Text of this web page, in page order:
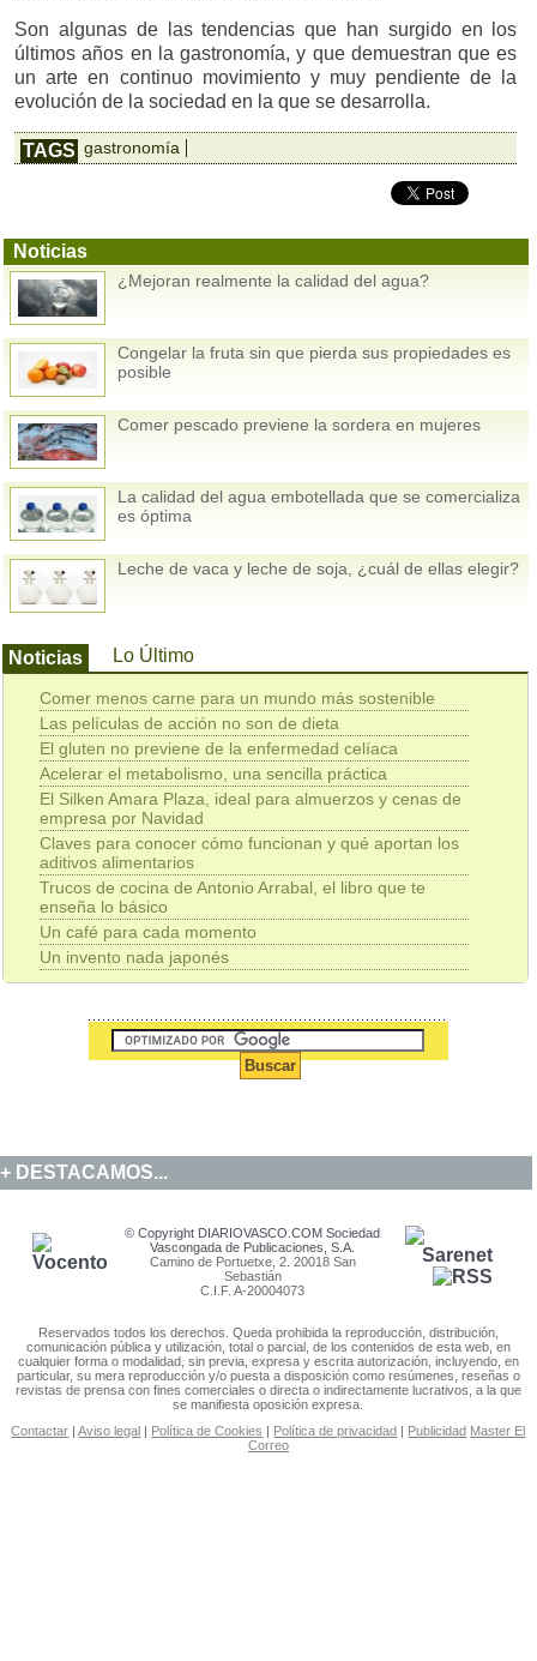
Son algunas de las tendencias que han surgido en los
últimos años en la gastronomía, y que demuestran que es
un arte en continuo movimiento y muy pendiente de la
evolución de la sociedad en la que se desarrolla.
TAGS gastronomía
Noticias
¿Mejoran realmente la calidad del agua?
Congelar la fruta sin que pierda sus propiedades es
posible
Comer pescado previene la sordera en mujeres
La calidad del agua embotellada que se comercializa
es óptima
Leche de vaca y leche de soja, ¿cuál de ellas elegir?
Noticias Lo Último
Comer menos carne para un mundo más sostenible
Las películas de acción no son de dieta
El gluten no previene de la enfermedad celíaca
Acelerar el metabolismo, una sencilla práctica
El Silken Amara Plaza, ideal para almuerzos y cenas de
empresa por Navidad
Claves para conocer cómo funcionan y qué aportan los
aditivos alimentarios
Trucos de cocina de Antonio Arrabal, el libro que te
enseña lo básico
Un café para cada momento
Un invento nada japonés
DESTACAMOS...
© Copyright DIARIOVASCO.COM Sociedad
Vascongada de Publicaciones, S.A.
Camino de Portuetxe, 2. 20018 San
Sebastián
C.I.F. A-20004073
Reservados todos los derechos. Queda prohibida la reproducción, distribución,
comunicación pública y utilización, total o parcial, de los contenidos de esta web, en
cualquier forma o modalidad, sin previa, expresa y escrita autorización, incluyendo, en
particular, su mera reproducción y/o puesta a disposición como resúmenes, reseñas o
revistas de prensa con fines comerciales o directa o indirectamente lucrativos, a la que
se manifiesta oposición expresa.
Contactar |Aviso legal | Política de Cookies | Política de privacidad | Publicidad Master El
Correo